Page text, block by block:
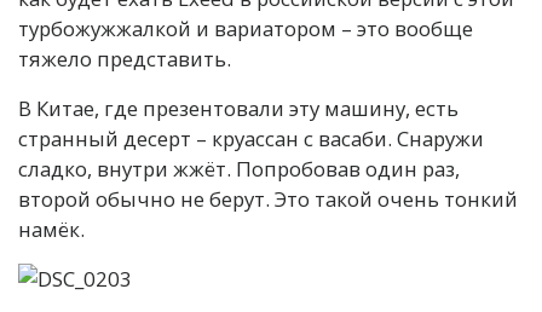
турбожужжалкой и вариатором – это вообще
тяжело представить.
В Китае, где презентовали эту машину, есть
странный десерт – круассан с васаби. Снаружи
сладко, внутри жжёт. Попробовав один раз,
второй обычно не берут. Это такой очень тонкий
намёк.